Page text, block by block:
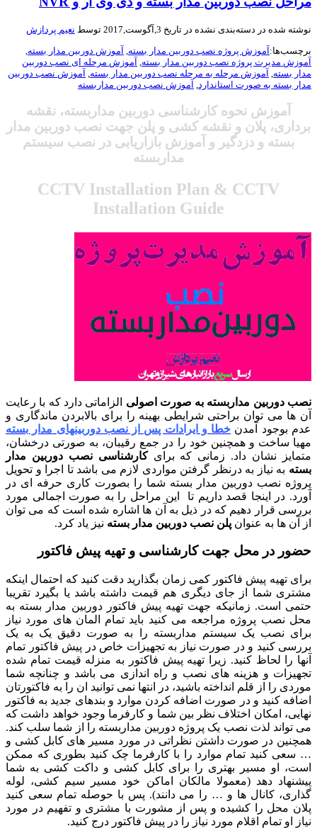
شده دردسته‌بندی نشدهدر تاریخ 3,آگوست,2017 توسط
نعیم پردازش
آموزش پروژه نصب دوربین مدار بسته,آموزش دوربین مدار بسته,
مدیرت پروژه نصب دوربین مدار بسته,آموزش مرحله ای نصب دوربین
بسته,آموزش مرحله به مرحله نصب دوربین مدار بسته,آموزش نصب دوربین
بسته به صورت استاندارد, آموزش نصب دوربین مداربسته
آموزش نحوهکارشناسی دوربین مداربسته، نقشه
پلان و نقشه کشی و پلن جهت نصب دوربین مدار
بستهو دزدگیر و آموزش بازاریابی در نصب سیستم
مداربسته
CCTV Installation Plan & CCTV
Installation Guide
دوربین مداربسته به صورت اصولیالزاماتی دارد که با رعایت
ها می توان براحتی شرایطی بهینه را برای بالابردن ماندگاری و
بوجود آمدنخطا و ایرادات پس از نصب دوربینهای مدار بسته
ساخت و همچنین خود را در جمع رقیبان، به صورتی درخشان،
نشان داد. زمانی که برای کارشناسی نصب دوربین مدار
به نیاز به درنظر گرفتن مواردی لازم می باشد تا اجرا و تحویل
نصب دوربین مدار بسته شما را بصورت کاری حرفه ای در
در اینجا قصد داریم تا این مراحل را به صورت اجمالی مورد
قرار دهیم که در ذیل به آن ها اشاره شده است که می توان
آن ها به عنوانپلن نصب دوربین مدار بستهنیز یاد کرد.
در محل جهت کارشناسی و تهیه پیش فاکتور
تهیه پیش فاکتور کمی زمان بگذارید دقت کنید که احتمال اینکه
شما از جای دیگری هم قیمت داشته باشد یا بگیرد تقریبا
است. زمانیکه جهت تهیه پیش فاکتور دوربین مدار بسته به
نصب پروژه مراجعه می کنید باید تمام المان های مورد نیاز
نصب یک سیستم مداربسته را به صورت دقیق یک به یک
کنید و در صورت نیاز به تجهیزات خاص در پیش فاکتور تمام
را لحاظ کنید. زیرا تهیه پیش فاکتور به منزله قیمت تمام شده
و هزینه های نصب و راه اندازی می باشد و چنانچه شما
را از قلم انداخته باشید، در انتها نمی توانید ان را به فاکتورتان
کنید و در صورت اضافه کردن موارد و بندهای جدید به فاکتور
امکان اختلاف نظر بین شما و کارفرما وجود خواهد داشت که
تواند لذت نصب یک پروژه دوربین مداربسته را از شما سلب کند.
در صورت داشتن نظراتی در مورد مسیر های کابل کشی و
کنید تمام موارد را با کارفرما چک کنید بطوری که ممکن
او مسیر بهتری را برای کابل کشی و داکت کشی به شما
دهد (معمولا مالکان اماکن خود مسیر سیم کشی، لوله
کانال ها و … را می دانند).پس با حوصله تمام سعی کنید
محل را کشیده و پس از مشورت با مشتری و تفهیم در مورد
او تمام اقلام مورد نیاز را در پیش فاکتور درج کنید.